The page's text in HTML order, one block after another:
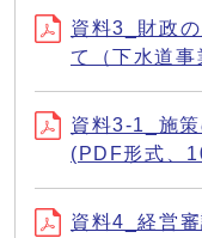
資料3_財政
て（下水道
資料3-1_施策
(PDF形式、
資料4_経営